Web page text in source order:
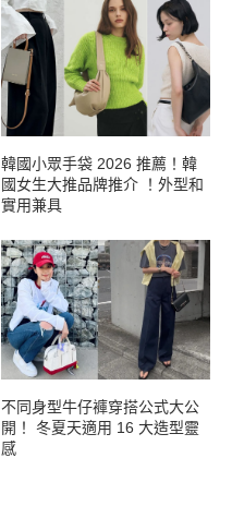
韓國小眾手袋 2026 推薦！韓
國女生大推品牌推介 ！外型和
實用兼具
不同身型牛仔褲穿搭公式大公
開！ 冬夏天適用 16 大造型靈
感